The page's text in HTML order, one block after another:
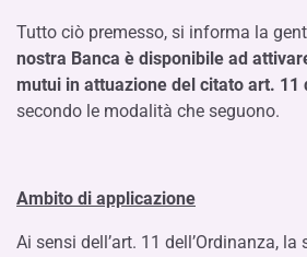
Tutto ciò premesso, si informa la
nostra Banca è disponibile ad
mutui in attuazione del citato art. 11
secondo le modalità che seguono.
Ambito di applicazione
Ai sensi dell’art. 11 dell’Ordinanza, la